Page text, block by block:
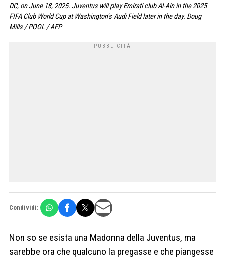
DC, on June 18, 2025. Juventus will play Emirati club Al-Ain in the 2025
FIFA Club World Cup at Washington's Audi Field later in the day. Doug
Mills / POOL / AFP
Condividi:
Non so se esista una Madonna della Juventus, ma
sarebbe ora che qualcuno la pregasse e che piangesse